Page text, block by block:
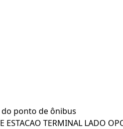
ponto de ônibus
ESTACAO TERMINAL LADO